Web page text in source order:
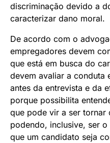
discriminação devido a
caracterizar dano moral.
De acordo com o
empregadores devem
que está em busca do
devem avaliar a conduta
antes da entrevista e da
porque possibilita
que pode vir a ser tornar
podendo, inclusive, ser
que um candidato seja